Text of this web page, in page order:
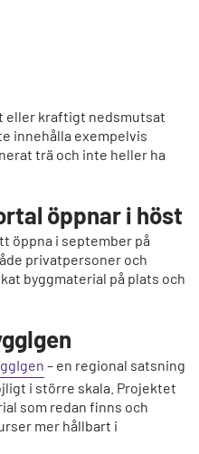
eller kraftigt nedsmutsat
innehålla exempelvis
trä och inte heller ha
öppnar i höst
öppna i september på
privatpersoner och
byggmaterial på plats och
– en regional satsning
i större skala. Projektet
som redan finns och
mer hållbart i